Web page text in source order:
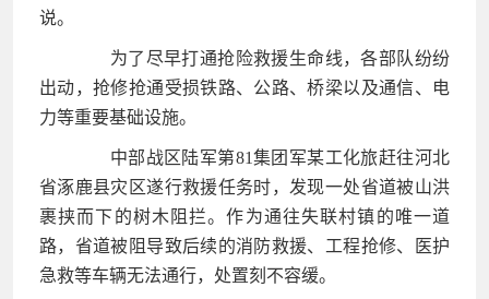
说。
为了尽早打通抢险救援生命线，各部队纷纷
出动，抢修抢通受损铁路、公路、桥梁以及通信、电
力等重要基础设施。
中部战区陆军第81集团军某工化旅赶往河北
省涿鹿县灾区遂行救援任务时，发现一处省道被山洪
裹挟而下的树木阻拦。作为通往失联村镇的唯一道
路，省道被阻导致后续的消防救援、工程抢修、医护
急救等车辆无法通行，处置刻不容缓。